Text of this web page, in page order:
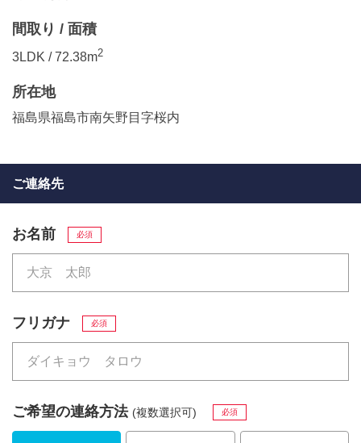
間取り / 面積
3LDK / 72.38m2
所在地
福島県福島市南矢野目字桜内
ご連絡先
お名前 必須
フリガナ 必須
ご希望の連絡方法 (複数選択可) 必須